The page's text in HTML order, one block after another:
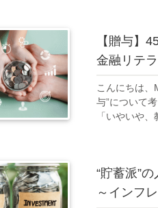
【贈与】
金融リテ
こんにちは、
与”について
「いやいや
“貯蓄派”
～インフ